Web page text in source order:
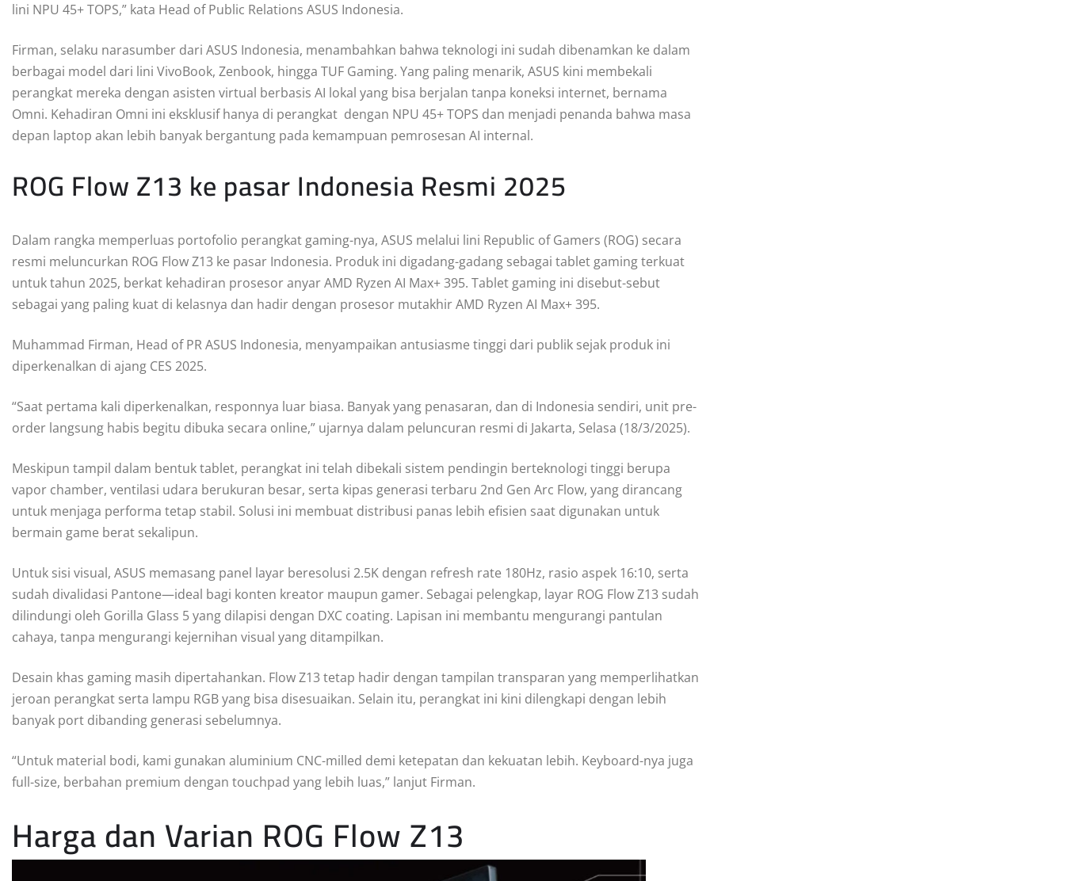
lini NPU 45+ TOPS,” kata Head of Public Relations ASUS Indonesia.
Firman, selaku narasumber dari ASUS Indonesia, menambahkan bahwa teknologi ini sudah dibenamkan ke dalam
berbagai model dari lini VivoBook, Zenbook, hingga TUF Gaming. Yang paling menarik, ASUS kini membekali
perangkat mereka dengan asisten virtual berbasis AI lokal yang bisa berjalan tanpa koneksi internet, bernama
Omni. Kehadiran Omni ini eksklusif hanya di perangkat dengan NPU 45+ TOPS dan menjadi penanda bahwa masa
depan laptop akan lebih banyak bergantung pada kemampuan pemrosesan AI internal.
ROG Flow Z13 ke pasar Indonesia Resmi 2025
Dalam rangka memperluas portofolio perangkat gaming-nya, ASUS melalui lini Republic of Gamers (ROG) secara
resmi meluncurkan ROG Flow Z13 ke pasar Indonesia. Produk ini digadang-gadang sebagai tablet gaming terkuat
untuk tahun 2025, berkat kehadiran prosesor anyar AMD Ryzen AI Max+ 395. Tablet gaming ini disebut-sebut
sebagai yang paling kuat di kelasnya dan hadir dengan prosesor mutakhir AMD Ryzen AI Max+ 395.
Muhammad Firman, Head of PR ASUS Indonesia, menyampaikan antusiasme tinggi dari publik sejak produk ini
diperkenalkan di ajang CES 2025.
“Saat pertama kali diperkenalkan, responnya luar biasa. Banyak yang penasaran, dan di Indonesia sendiri, unit pre-
order langsung habis begitu dibuka secara online,” ujarnya dalam peluncuran resmi di Jakarta, Selasa (18/3/2025).
Meskipun tampil dalam bentuk tablet, perangkat ini telah dibekali sistem pendingin berteknologi tinggi berupa
vapor chamber, ventilasi udara berukuran besar, serta kipas generasi terbaru 2nd Gen Arc Flow, yang dirancang
untuk menjaga performa tetap stabil. Solusi ini membuat distribusi panas lebih efisien saat digunakan untuk
bermain game berat sekalipun.
Untuk sisi visual, ASUS memasang panel layar beresolusi 2.5K dengan refresh rate 180Hz, rasio aspek 16:10, serta
sudah divalidasi Pantone—ideal bagi konten kreator maupun gamer. Sebagai pelengkap, layar ROG Flow Z13 sudah
dilindungi oleh Gorilla Glass 5 yang dilapisi dengan DXC coating. Lapisan ini membantu mengurangi pantulan
cahaya, tanpa mengurangi kejernihan visual yang ditampilkan.
Desain khas gaming masih dipertahankan. Flow Z13 tetap hadir dengan tampilan transparan yang memperlihatkan
jeroan perangkat serta lampu RGB yang bisa disesuaikan. Selain itu, perangkat ini kini dilengkapi dengan lebih
banyak port dibanding generasi sebelumnya.
“Untuk material bodi, kami gunakan aluminium CNC-milled demi ketepatan dan kekuatan lebih. Keyboard-nya juga
full-size, berbahan premium dengan touchpad yang lebih luas,” lanjut Firman.
Harga dan Varian ROG Flow Z13